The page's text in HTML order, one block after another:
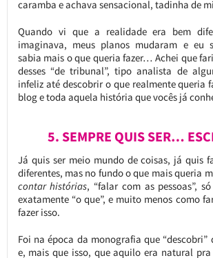
caramba e achava sensacional, tadinha de
Quando vi que a realidade era bem
imaginava, meus planos mudaram e eu
sabia mais o que queria fazer… Achei que
desses “de tribunal”, tipo analista de
infeliz até descobrir o que realmente queria
blog e toda aquela história que vocês já
5. SEMPRE QUIS SER…
Já quis ser meio mundo de coisas, já quis
diferentes, mas no fundo o que mais queria
contar histórias, “falar com as pessoas”,
exatamente “o que”, e muito menos como
fazer isso.
Foi na época da monografia que “descobri”
e, mais que isso, que aquilo era natural